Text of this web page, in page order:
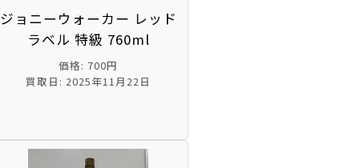
ジョニーウォーカー レッド
ラベル 特級 760ml
価格: 700円
買取日: 2025年11月22日